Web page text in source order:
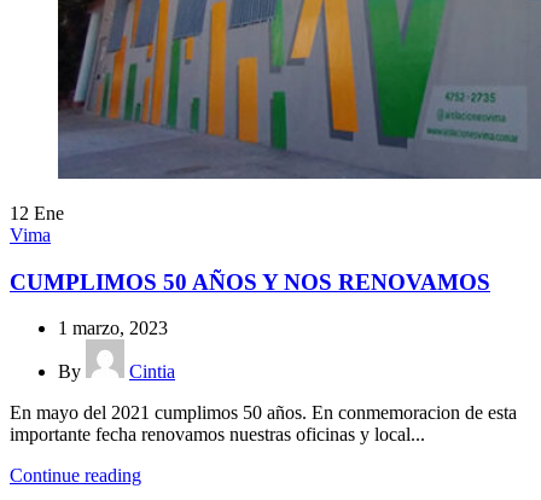
12 Ene
Vima
CUMPLIMOS 50 AÑOS Y NOS RENOVAMOS
1 marzo, 2023
By
Cintia
En mayo del 2021 cumplimos 50 años. En conmemoracion de esta
importante fecha renovamos nuestras oficinas y local...
Continue reading